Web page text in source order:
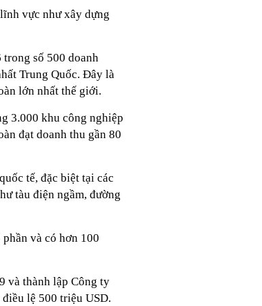
vực như xây dựng
số 500 doanh
Trung Quốc. Đây là
lớn nhất thế giới.
3.000 khu công nghiệp
đạt doanh thu gần 80
tế, đặc biệt tại các
tàu điện ngầm, đường
và có hơn 100
và thành lập Công ty
lệ 500 triệu USD.